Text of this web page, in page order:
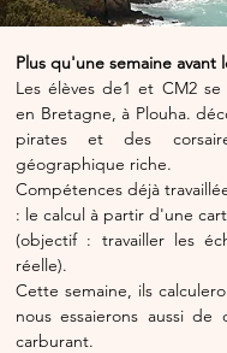
Plus qu'une semaine
Les élèves de1 et CM2
en Bretagne, à Plouha.
pirates et des
géographique riche.
Compétences déjà
: le calcul à partir d'une
(objectif : travailler les
réelle).
Cette semaine, ils
nous essaierons aussi
carburant.